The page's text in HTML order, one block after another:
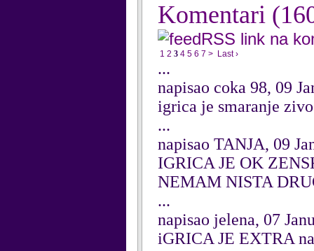
Komentari
RSS link na
1 2 3 4 5 6 7 > Last ›
...
napisao coka 98, 09
igrica je smaranje
...
napisao TANJA, 09
IGRICA JE OK
NEMAM NISTA
...
napisao jelena, 07
iGRICA JE EXTRA